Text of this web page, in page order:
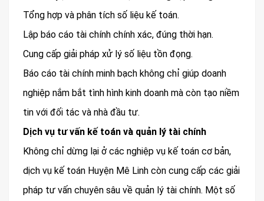
Tổng hợp và phân tích số liệu kế toán.
Lập báo cáo tài chính chính xác, đúng thời hạn.
Cung cấp giải pháp xử lý số liệu tồn đọng.
Báo cáo tài chính minh bạch không chỉ giúp doanh
nghiệp nắm bắt tình hình kinh doanh mà còn tạo niềm
tin với đối tác và nhà đầu tư.
Dịch vụ tư vấn kế toán và quản lý tài chính
Không chỉ dừng lại ở các nghiệp vụ kế toán cơ bản,
dịch vụ kế toán Huyện Mê Linh còn cung cấp các giải
pháp tư vấn chuyên sâu về quản lý tài chính. Một số